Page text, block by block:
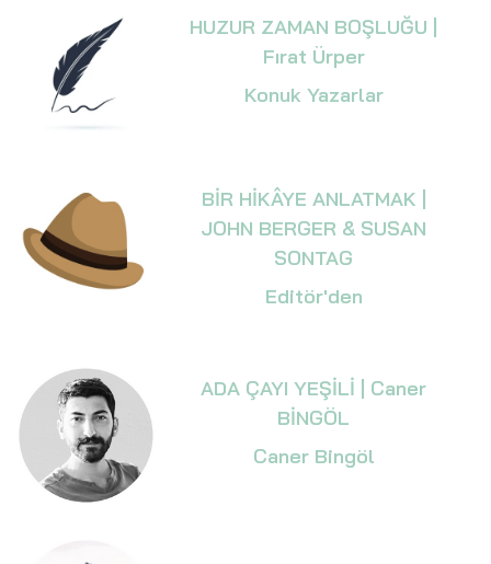
HUZUR ZAMAN BOŞLUĞU |
Fırat Ürper
Konuk Yazarlar
BİR HİKÂYE ANLATMAK |
JOHN BERGER & SUSAN
SONTAG
Editör'den
ADA ÇAYI YEŞİLİ | Caner
BİNGÖL
Caner Bingöl